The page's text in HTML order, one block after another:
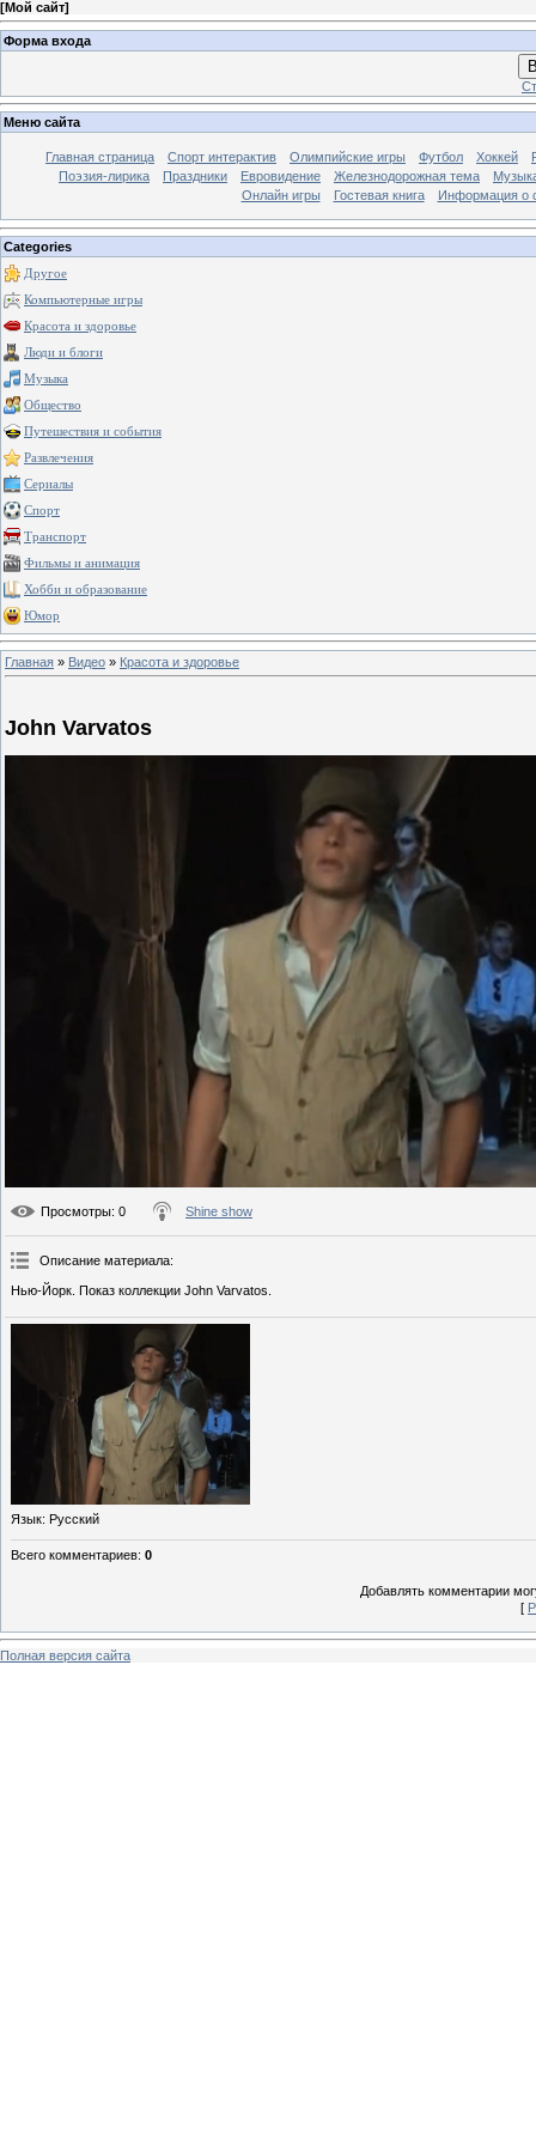
[Мой сайт]
Форма входа
Меню сайта
Главная страница Спорт интерактив Олимпийские игры Футбол Хоккей
Поэзия-лирика
Праздники Евровидение Железнодорожная тема
Онлайн игры
Гостевая книга Информация о
Categories
Другое
Компьютерные игры
Красота и здоровье
Люди и блоги
Музыка
Общество
Путешествия и события
Развлечения
Сериалы
Спорт
Транспорт
Фильмы и анимация
Хобби и образование
Юмор
Главная » Видео » Красота и здоровье
John Varvatos
Просмотры: 0 Shine show
Описание материала:
Нью-Йорк. Показ коллекции John Varvatos.
Язык: Русский
Всего комментариев: 0
Добавлять комментарии
[
Полная версия сайта